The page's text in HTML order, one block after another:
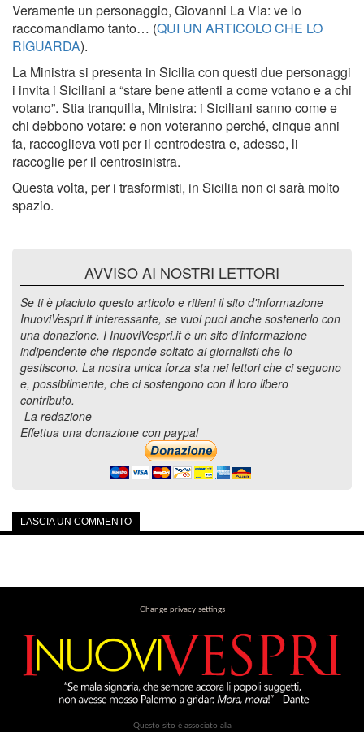
Veramente un personaggio, Giovanni La Via: ve lo
raccomandiamo tanto… (QUI UN ARTICOLO CHE LO
RIGUARDA).
La Ministra si presenta in Sicilia con questi due personaggi
i invita i Siciliani a “stare bene attenti a come votano e a chi
votano”. Stia tranquilla, Ministra: i Siciliani sanno come e
chi debbono votare: e non voteranno perché, cinque anni
fa, raccoglieva voti per il centrodestra e, adesso, li
raccoglie per il centrosinistra.
Questa volta, per i trasformisti, in Sicilia non ci sarà molto
spazio.
AVVISO AI NOSTRI LETTORI
Se ti è piaciuto questo articolo e ritieni il sito d'informazione
InuoviVespri.it interessante, se vuoi puoi anche sostenerlo con
una donazione. I InuoviVespri.it è un sito d'informazione
indipendente che risponde soltato ai giornalisti che lo
gestiscono. La nostra unica forza sta nei lettori che ci seguono
e, possibilmente, che ci sostengono con il loro libero
contributo.
-La redazione
Effettua una donazione con paypal
LASCIA UN COMMENTO
Change privacy settings
Questo sito è associato alla